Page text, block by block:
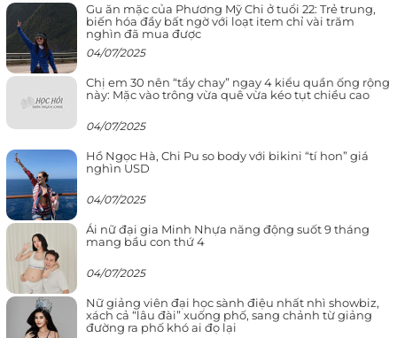
Gu ăn mặc của Phương Mỹ Chi ở tuổi 22: Trẻ trung,
biến hóa đầy bất ngờ với loạt item chỉ vài trăm
nghìn đã mua được
04/07/2025
Chị em 30 nên “tẩy chay” ngay 4 kiểu quần ống rộng
này: Mặc vào trông vừa quê vừa kéo tụt chiều cao
04/07/2025
Hồ Ngọc Hà, Chi Pu so body với bikini “tí hon” giá
nghìn USD
04/07/2025
Ái nữ đại gia Minh Nhựa năng động suốt 9 tháng
mang bầu con thứ 4
04/07/2025
Nữ giảng viên đại học sành điệu nhất nhì showbiz,
xách cả “lâu đài” xuống phố, sang chảnh từ giảng
đường ra phố khó ai đọ lại